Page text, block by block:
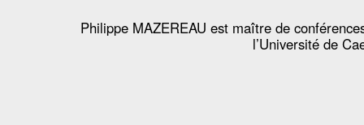
Philippe MAZEREAU est maître de
l’Université de